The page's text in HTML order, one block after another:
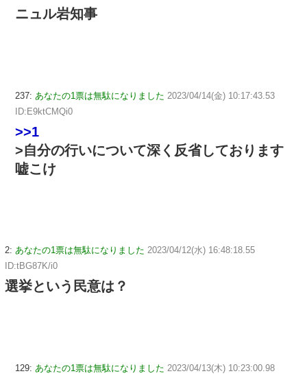
ニュル岩知事
237: あなたの1票は無駄になりました 2023/04/14(金) 10:17:43.53
ID:E9ktCMQi0
>>1
>自分の行いについて深く反省しております
嘘こけ
2: あなたの1票は無駄になりました 2023/04/12(水) 16:48:18.55
ID:tBG87K/i0
選挙という民意は？
129: あなたの1票は無駄になりました 2023/04/13(木) 10:23:00.98